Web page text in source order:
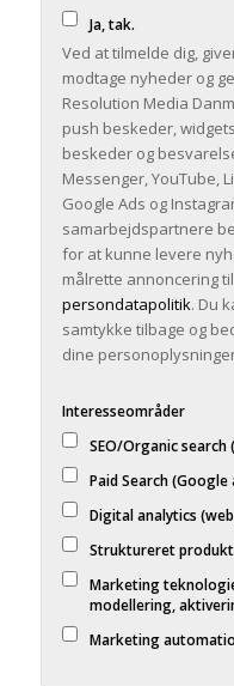
Ja, tak.
Ved at tilmelde dig,
modtage nyheder og
Resolution Media
push beskeder,
beskeder og
Messenger, YouTube,
Google Ads og Instagram. Vi og
samarbejdspartnere
for at kunne levere
målrette annoncering
persondatapolitik. Du kan til enhver tid trække dit
samtykke tilbage og
dine
Interesseområder
SEO/Organic
Paid Search (Google
Digital analytics
Struktureret
Marketing
modellering,
Marketing